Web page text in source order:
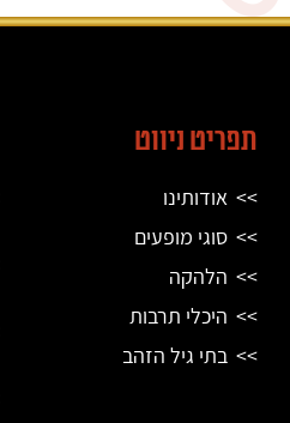
תפריט ניווט
אודותינו
סוגי מופעים
הלהקה
היכלי תרבות
בתי גיל הזהב